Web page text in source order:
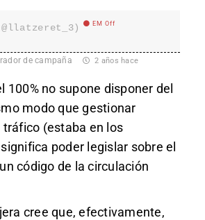
EM Off
de campaña 2 años hace
100% no supone disponer del
modo que gestionar
(estaba en los
poder legislar sobre el
código de la circulación
cree que, efectivamente,